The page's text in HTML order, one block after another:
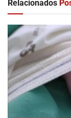
Relacionados